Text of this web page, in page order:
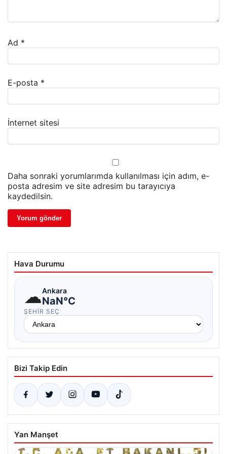
Ad *
E-posta *
İnternet sitesi
Daha sonraki yorumlarımda kullanılması için adım, e-
posta adresim ve site adresim bu tarayıcıya
kaydedilsin.
Hava Durumu
☁Ankara
NaN°C
ŞEHIR SEÇ
Bizi Takip Edin
Yan Manşet